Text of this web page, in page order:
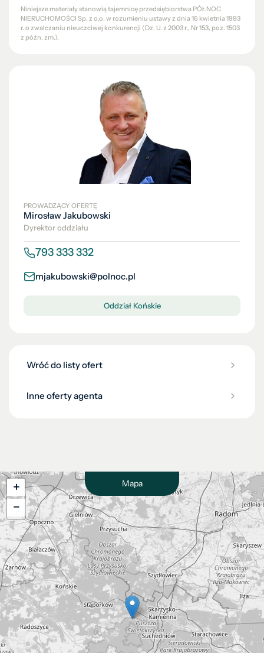
Niniejsze materiały stanowią tajemnicę przedsiębiorstwa PÓŁNOC
NIERUCHOMOŚCI Sp. z o.o. w rozumieniu ustawy z dnia 16 kwietnia 1993
r. o zwalczaniu nieuczciwej konkurencji (Dz. U. z 2003 r., Nr 153, poz. 1503
z późn. zm.).
PROWADZĄCY OFERTĘ
Mirosław Jakubowski
Dyrektor oddziału
793 333 332
mjakubowski@polnoc.pl
Oddział Końskie
Wróć do listy ofert
Inne oferty agenta
Mapa
+
−